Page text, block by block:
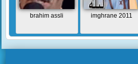
brahim assli imghrane 2011